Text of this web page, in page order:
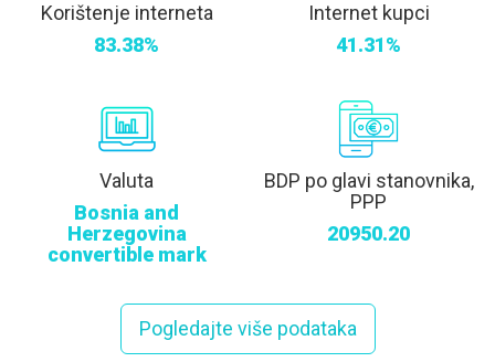
Korištenje interneta
83.38%
Internet kupci
41.31%
Valuta
Bosnia and
Herzegovina
convertible mark
BDP po glavi stanovnika,
PPP
20950.20
Pogledajte više podataka